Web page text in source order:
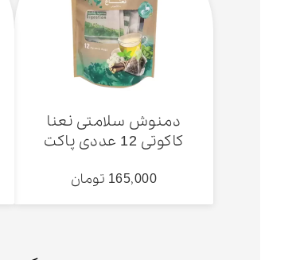
دمنوش سلامتی نعنا
کاکوتی 12 عددی پاکت
165,000 تومان